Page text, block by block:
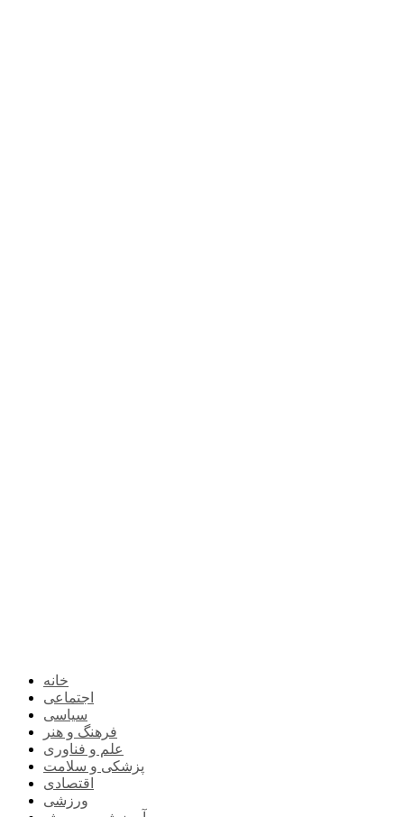
خانه
اجتماعی
سیاسی
فرهنگ و هنر
علم و فناوری
پزشکی و سلامت
اقتصادی
ورزشی